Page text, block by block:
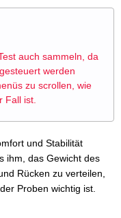
auch sammeln, da
werden
zu scrollen, wie
Fall ist.
und Stabilität
ihm, das Gewicht des
Rücken zu verteilen,
Proben wichtig ist.